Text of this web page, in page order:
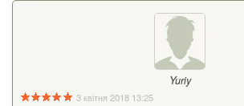
Yuriy
3 квітня 2018 13:25